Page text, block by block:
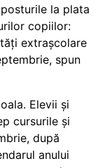
la plata
copiilor:
extrașcolare
spun
Elevii și
cursurile și
după
anului